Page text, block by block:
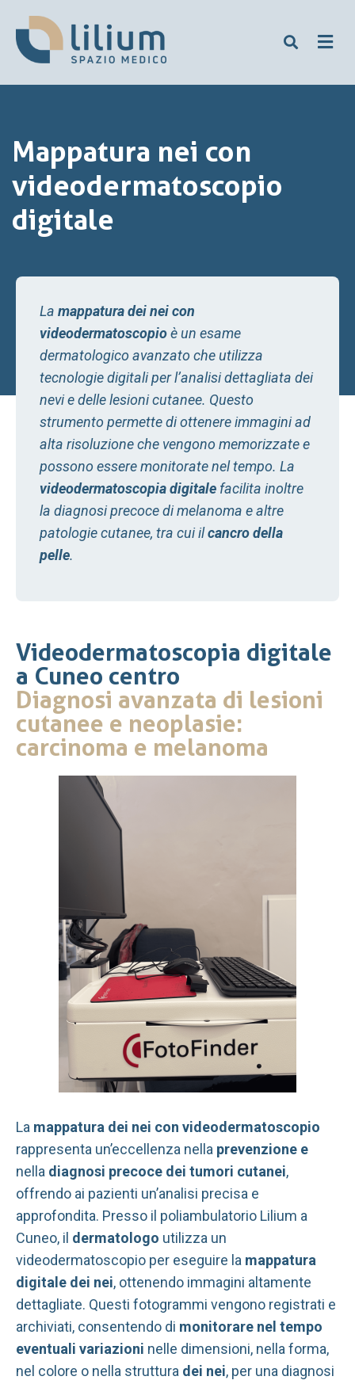
Mappatura nei con
videodermatoscopio
digitale
La mappatura dei nei con
videodermatoscopioè un esame
dermatologico avanzato che utilizza
tecnologie digitali per l’analisi dettagliata dei
nevi e delle lesioni cutanee. Questo
strumento permette di ottenere immagini ad
alta risoluzione che vengono memorizzate e
possono essere monitorate nel tempo. La
videodermatoscopia digitale facilita inoltre
la diagnosi precoce di melanoma e altre
patologie cutanee, tra cui ilcancro della
pelle.
Videodermatoscopia digitale
a Cuneo centro
Diagnosi avanzata di lesioni
cutanee e neoplasie:
carcinoma e melanoma
La mappatura dei nei con videodermatoscopio
rappresenta un’eccellenza nella prevenzione e
nella diagnosi precoce dei tumori cutanei,
offrendo ai pazienti un’analisi precisa e
approfondita. Presso il poliambulatorio Lilium a
Cuneo, il dermatologo utilizza un
videodermatoscopio per eseguire la mappatura
digitale dei nei, ottenendo immagini altamente
dettagliate. Questi fotogrammi vengono registrati e
archiviati, consentendo di monitorare nel tempo
eventuali variazioni nelle dimensioni, nella forma,
nel colore o nella struttura dei nei, per una diagnosi